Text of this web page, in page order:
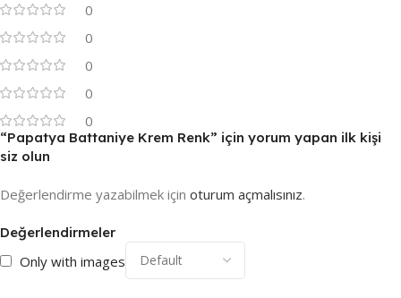
0
0
0
0
0
Değerlendirmeler
Only with images
“Papatya Battaniye Krem Renk” için yorum yapan ilk kişi
siz olun
Değerlendirme yazabilmek için oturum açmalısınız.